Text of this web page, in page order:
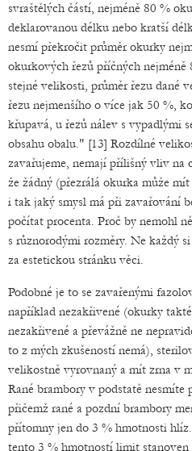
svraštělých částí, nejméně 80 %
deklarovanou délku nebo kratší
nesmí překročit průměr okurky
okurkových řezů příčných
stejné velikosti, průměr řezu dané
řezu nejmenšího o více jak 50 %,
křupavá, u řezů nálev s vypadlými
obsahu obalu." [13] Rozdílné
zavařujeme, nemají přílišný vliv na
že žádný (přezrálá okurka může
i tak jaký smysl má při zavařování
počítat procenta. Proč by nemohl
s různorodými rozměry. Ne každý
za estetickou stránku věci.
Podobné je to se zavařenými
například nezakřivené (okurky
nezakřivené a převážně ne
to z mých zkušeností nemá),
velikostně vyrovnaný a mít zrna v
Rané brambory v podstatě nesmíte
přičemž rané a pozdní brambory
přítomny jen do 3 % hmotnosti
tento 3 % hmotností limit